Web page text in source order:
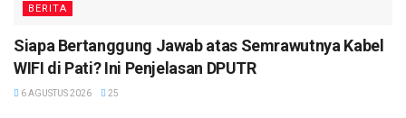
BERITA
Siapa Bertanggung Jawab atas Semrawutnya Kabel
WIFI di Pati? Ini Penjelasan DPUTR
6 AGUSTUS 2026 25